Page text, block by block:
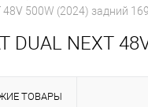
48V 500W (2024) задний
DUAL NEXT
ТОВАРЫ